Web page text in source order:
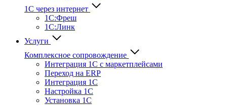
1С через интернет
1С:Фреш
1С:Линк
Услуги
Комплексное сопровождение
Интеграция 1С с маркетплейсами
Переход на ERP
Интеграция 1С
Настройка 1С
Установка 1С